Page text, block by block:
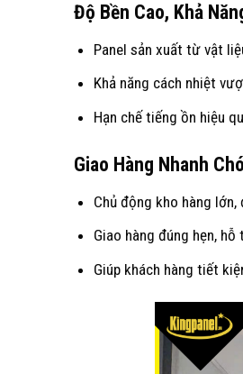
Độ Bền Cao, Khả
Panel sản xuất từ vật
Khả năng cách nhiệt
Hạn chế tiếng ồn hiệu
Giao Hàng Nhanh
Chủ động kho hàng
Giao hàng đúng hẹn,
Giúp khách hàng tiết